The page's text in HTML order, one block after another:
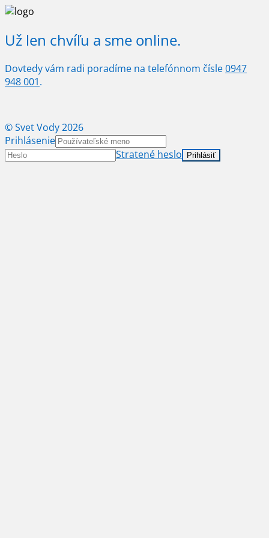
Už len chvíľu a sme online.
Dovtedy vám radi poradíme na telefónnom čísle0947
948 001.
© Svet Vody 2026
Prihlásenie
Stratené heslo